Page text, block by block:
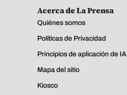
Acerca de La Prensa
Quiénes somos
Políticas de Privacidad
Principios de aplicación de IA
Mapa del sitio
Kiosco